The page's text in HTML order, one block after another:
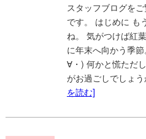
スタッフブログを
です。 はじめに も
ね。 気がつけば紅
に年末へ向かう季
∀・) 何かと慌ただ
がお過ごしでしょ
を読む]